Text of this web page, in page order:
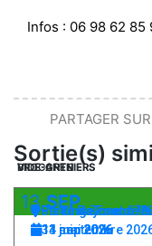
Infos : 06 98 62 85
PARTAGER
Sortie(s)
13SEP
Parking Zone de
13 septembre
VIDE-GRENIERS
Stade de Foot -
14 juin 2026
VIDE-GRENIERS
Place Raymond
31 mai 2026
BROCANTE